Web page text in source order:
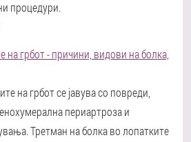
процедури.
на грбот - причини, видови на болка,
на грбот се јавува со повреди,
периартроза и
Третман на болка во лопатките